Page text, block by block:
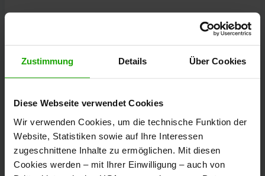
Zustimmung Details Über Cookies
Diese Webseite verwendet Cookies
Wir verwenden Cookies, um die technische Funktion der
Website, Statistiken sowie auf Ihre Interessen
zugeschnittene Inhalte zu ermöglichen. Mit diesen
Cookies werden – mit Ihrer Einwilligung – auch von
Österreich
+43/463/3000
info@kaernten.at
Bleibe informiert!